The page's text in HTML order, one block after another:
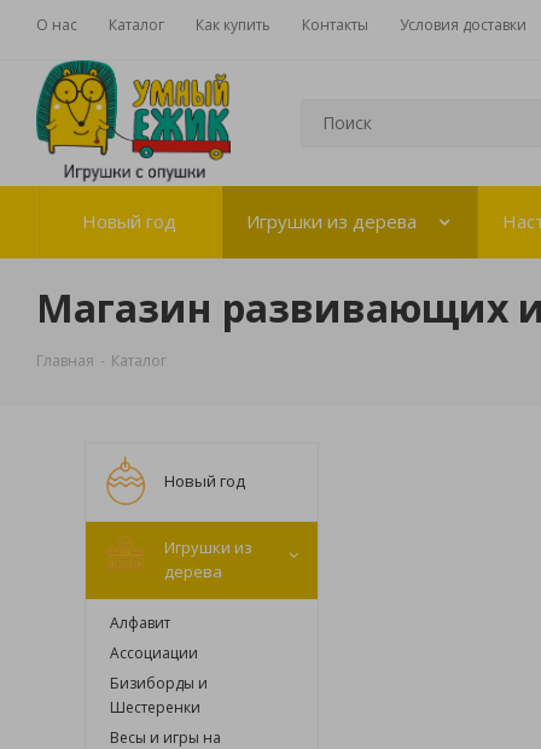
О нас Каталог Как купить Контакты Условия доставки
Новый год Игрушки из дерева
Магазин развивающих
Главная - Каталог
Новый год
Игрушки из
дерева
Алфавит
Ассоциации
Бизиборды и
Шестеренки
Весы и игры на